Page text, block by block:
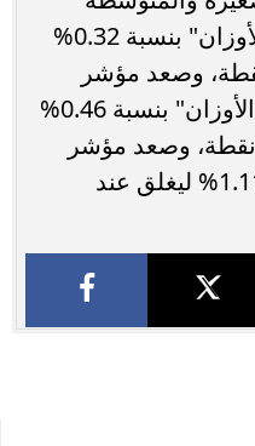
"إيجي إكس 70 متساوي الأوزان" بنسبة 0.32%
عند مستوى 8587 نقطة، وصعد مؤشر
"إيجي إكس 100 متساوي الأوزان" بنسبة 0.46%
ليغلق عند مستوى 11800 نقطة، وصعد مؤشر
الشريعة الإسلامية بنسبة 1.11% ليغلق عند